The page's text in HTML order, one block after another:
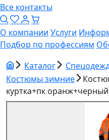
Все контакты
О компании Услуги
Подбор по профессиям
Каталог
Костюмы зимние
куртка+пк оранж+черный